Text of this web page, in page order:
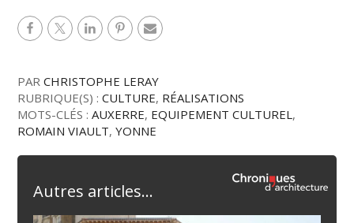
PARCHRISTOPHE LERAY
RUBRIQUE(S) :CULTURE, RÉALISATIONS
MOTS-CLÉS :AUXERRE, EQUIPEMENT CULTUREL ,
ROMAIN VIAULT,YONNE
Autres articles...